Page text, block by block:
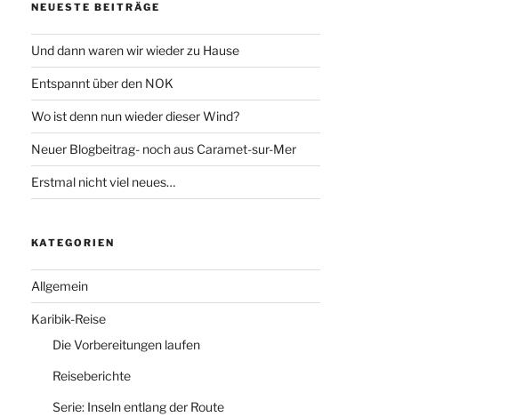
NEUESTE BEITRÄGE
Und dann waren wir wieder zu Hause
Entspannt über den NOK
Wo ist denn nun wieder dieser Wind?
Neuer Blogbeitrag- noch aus Caramet-sur-Mer
Erstmal nicht viel neues…
KATEGORIEN
Allgemein
Karibik-Reise
Die Vorbereitungen laufen
Reiseberichte
Serie: Inseln entlang der Route